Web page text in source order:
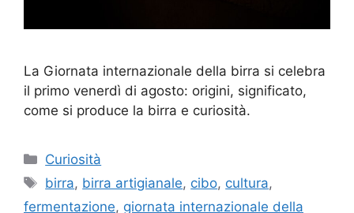
La Giornata internazionale della birra si celebra
il primo venerdì di agosto: origini, significato,
come si produce la birra e curiosità.
Categorie
Curiosità
Tag
birra, birra artigianale, cibo, cultura,
fermentazione, giornata internazionale della